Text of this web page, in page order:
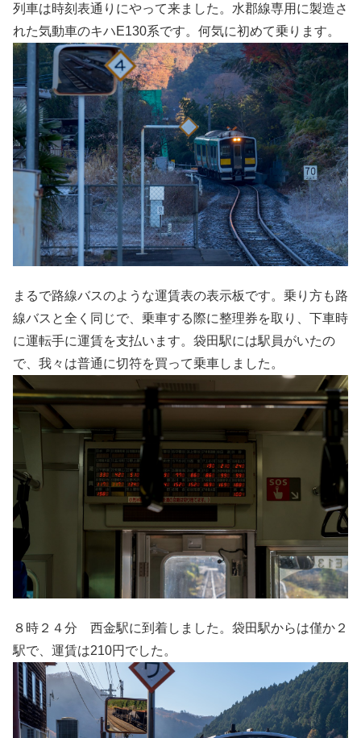
列車は時刻表通りにやって来ました。水郡線専用に製造さ
れた気動車のキハE130系です。何気に初めて乗ります。
まるで路線バスのような運賃表の表示板です。乗り方も路
線バスと全く同じで、乗車する際に整理券を取り、下車時
に運転手に運賃を支払います。袋田駅には駅員がいたの
で、我々は普通に切符を買って乗車しました。
８時２４分 西金駅に到着しました。袋田駅からは僅か２
駅で、運賃は210円でした。